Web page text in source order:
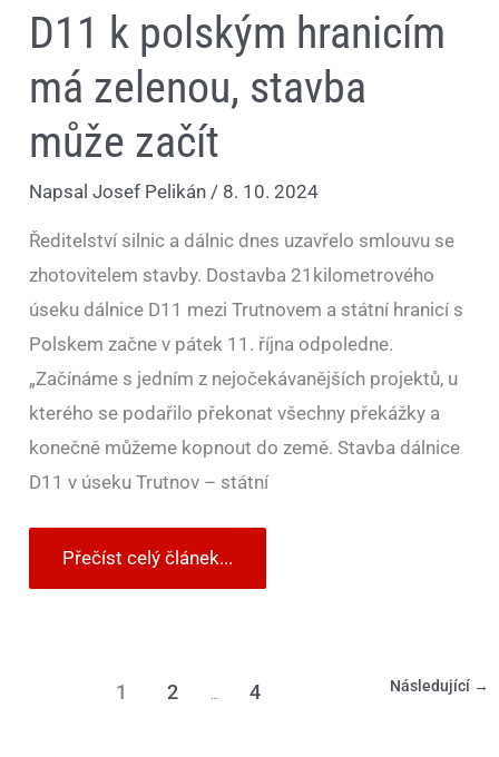
D11 k polským hranicím
má zelenou, stavba
může začít
NapsalJosef Pelikán / 8. 10. 2024
Ředitelství silnic a dálnic dnes uzavřelo smlouvu se
zhotovitelem stavby. Dostavba 21kilometrového
úseku dálnice D11 mezi Trutnovem a státní hranicí s
Polskem začne v pátek 11. října odpoledne.
„Začínáme s jedním z nejočekávanějších projektů, u
kterého se podařilo překonat všechny překážky a
konečně můžeme kopnout do země. Stavba dálnice
D11 v úseku Trutnov – státní
Přečíst celý článek...
1 2 … 4 Následující →